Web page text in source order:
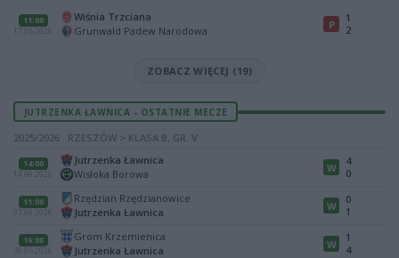
11:00
17.05.2026
Wiśnia Trzciana
Grunwald Padew Narodowa
P
1
2
ZOBACZ WIĘCEJ (19)
JUTRZENKA ŁAWNICA - OSTATNIE MECZE
2025/2026 · RZESZÓW > KLASA B, GR. V
14:00
14.06.2026
Jutrzenka Ławnica
Wisłoka Borowa
W
4
0
11:00
07.06.2026
Rzędzian Rzędzianowice
Jutrzenka Ławnica
W
0
1
16:00
30.05.2026
Grom Krzemienica
Jutrzenka Ławnica
W
1
4